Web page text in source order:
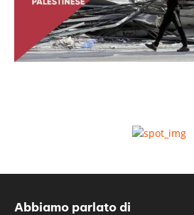
Abbiamo parlato di